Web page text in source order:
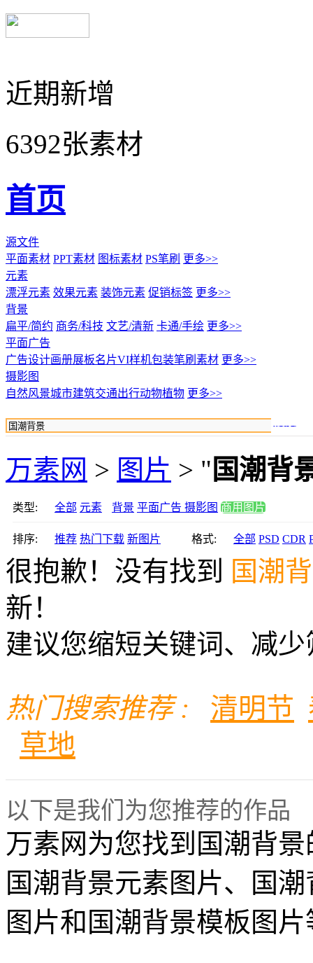
近期新增
6392张素材
首页
源文件
平面素材 PPT素材 图标素材 PS笔刷 更多>>
元素
漂浮元素 效果元素 装饰元素 促销标签 更多>>
背景
扁平/简约 商务/科技 文艺/清新 卡通/手绘 更多>>
平面广告
广告设计画册展板名片VI样机包装笔刷素材 更多>>
摄影图
自然风景城市建筑交通出行动物植物 更多>>
万素网 > 图片 > " 国潮背
类型: 全部 元素 背景 平面广告 摄影图 商用图片
排序: 推荐 热门下载 新图片 格式: 全部 PSD CDR
很抱歉！没有找到
国潮
新！
建议您缩短关键词、减
热门搜索推荐 : 清明节
草地
以下是我们为您推荐的作品
万素网为您找到国潮背
国潮背景元素图片、国
图片和国潮背景模板图